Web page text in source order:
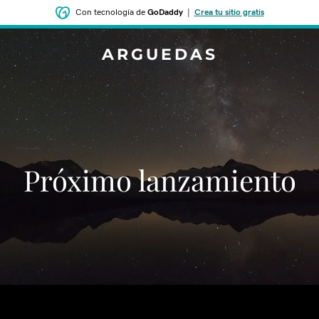
Con tecnología de GoDaddy| Crea tu sitio gratis
ARGUEDAS
‌‌Próximo lanzamiento